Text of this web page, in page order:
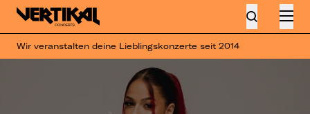
Wir veranstalten deine Lieblingskonzerte seit 2014